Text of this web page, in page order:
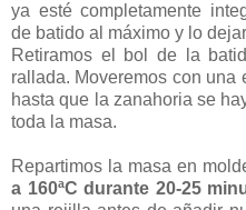
ya esté completamente
de batido al máximo y lo
Retiramos el bol de la
rallada. Moveremos con una
hasta que la zanahoria se
toda la masa.
Repartimos la masa en
a 160ªC durante 20-25